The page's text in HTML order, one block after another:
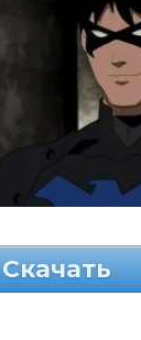
Скачать